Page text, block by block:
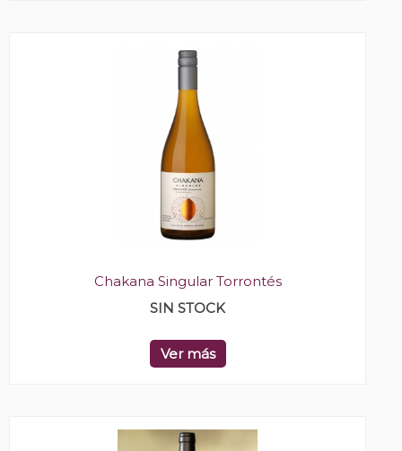
Chakana Singular Torrontés
SIN STOCK
Ver más